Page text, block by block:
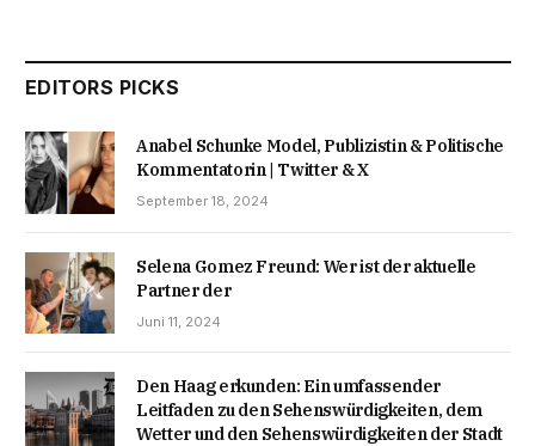
EDITORS PICKS
Anabel Schunke Model, Publizistin & Politische
Kommentatorin | Twitter & X
September 18, 2024
Selena Gomez Freund: Wer ist der aktuelle
Partner der
Juni 11, 2024
Den Haag erkunden: Ein umfassender
Leitfaden zu den Sehenswürdigkeiten, dem
Wetter und den Sehenswürdigkeiten der Stadt